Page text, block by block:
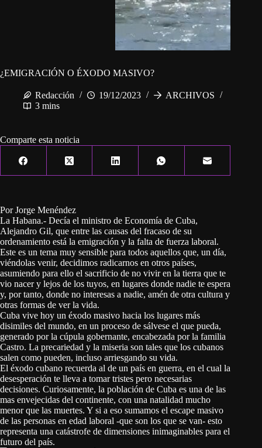
¿EMIGRACIÓN O ÉXODO MASIVO?
Redacción 19/12/2023
ARCHIVOS
3 mins
Comparte esta noticia
Por Jorge Menéndez
La Habana.- Decía el ministro de Economía de Cuba,
Alejandro Gil, que entre las causas del fracaso de su
ordenamiento está la emigración y la falta de fuerza laboral.
Este es un tema muy sensible para todos aquellos que, un día,
viéndolas venir, decidimos radicarnos en otros países,
asumiendo para ello el sacrificio de no vivir en la tierra que te
vio nacer y lejos de los tuyos, en lugares donde nadie te espera
y, por tanto, donde no interesas a nadie, amén de otra cultura y
otras formas de ver la vida.
Cuba vive hoy un éxodo masivo hacia los lugares más
disimiles del mundo, en un proceso de sálvese el que pueda,
generado por la cúpula gobernante, encabezada por la familia
Castro. La precariedad y la miseria son tales que los cubanos
salen como pueden, incluso arriesgando su vida.
El éxodo cubano recuerda al de un país en guerra, en el cual la
desesperación te lleva a tomar tristes pero necesarias
decisiones. Curiosamente, la población de Cuba es una de las
mas envejecidas del continente, con una natalidad mucho
menor que las muertes. Y si a eso sumamos el escape masivo
de las personas en edad laboral -que son los que se van- esto
representa una catástrofe de dimensiones inimaginables para el
futuro del país.